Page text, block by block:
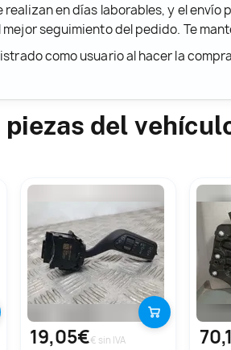
realizan en días laborables, y el envío
mejor seguimiento del pedido. Te
como usuario al hacer la
piezas del
19,05€€ sin IVA